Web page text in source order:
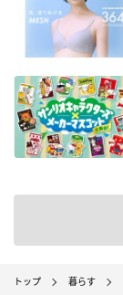
トップ 暮らす